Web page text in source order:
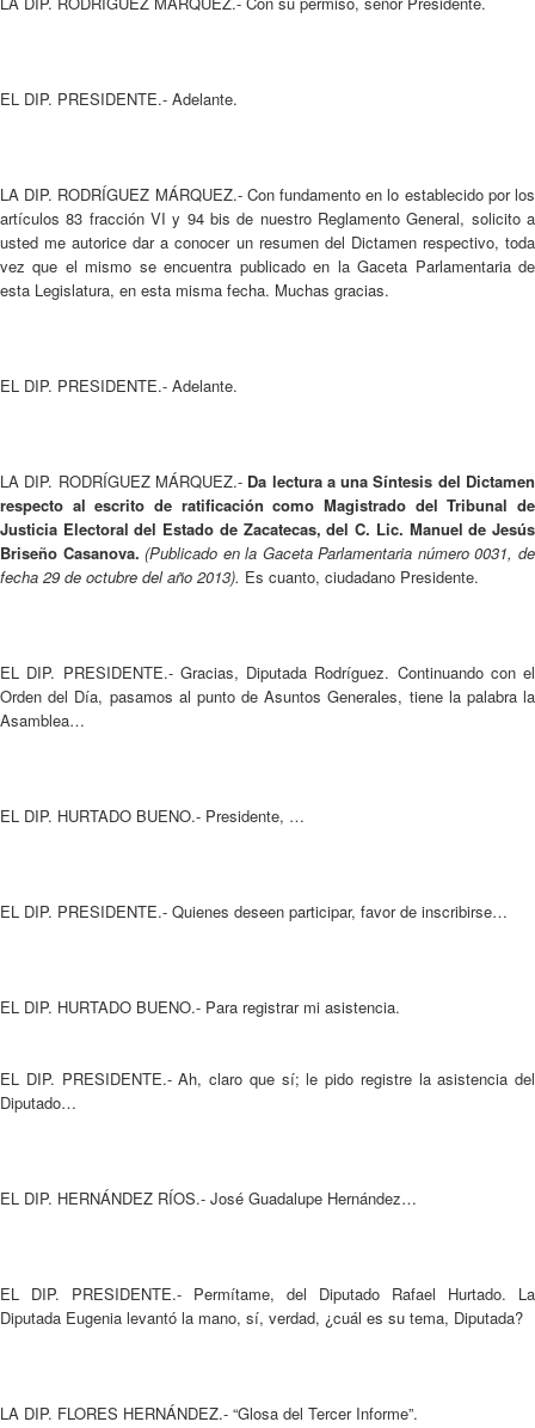
EL DIP. PRESIDENTE.- Adelante.
LA DIP. RODRÍGUEZ MÁRQUEZ.- Con fundamento en lo establecido por los
artículos 83 fracción VI y 94 bis de nuestro Reglamento General, solicito a
usted me autorice dar a conocer un resumen del Dictamen respectivo, toda
vez que el mismo se encuentra publicado en la Gaceta Parlamentaria de
esta Legislatura, en esta misma fecha. Muchas gracias.
EL DIP. PRESIDENTE.- Adelante.
LA DIP. RODRÍGUEZ MÁRQUEZ.- Da lectura a una Síntesis del Dictamen
respecto al escrito de ratificación como Magistrado del Tribunal de
Justicia Electoral del Estado de Zacatecas, del C. Lic. Manuel de Jesús
Briseño Casanova. (Publicado en la Gaceta Parlamentaria número 0031, de
fecha 29 de octubre del año 2013). Es cuanto, ciudadano Presidente.
EL DIP. PRESIDENTE.- Gracias, Diputada Rodríguez. Continuando con el
Orden del Día, pasamos al punto de Asuntos Generales, tiene la palabra la
Asamblea…
EL DIP. HURTADO BUENO.- Presidente, …
EL DIP. PRESIDENTE.- Quienes deseen participar, favor de inscribirse…
EL DIP. HURTADO BUENO.- Para registrar mi asistencia.
EL DIP. PRESIDENTE.- Ah, claro que sí; le pido registre la asistencia del
Diputado…
EL DIP. HERNÁNDEZ RÍOS.- José Guadalupe Hernández…
EL DIP. PRESIDENTE.- Permítame, del Diputado Rafael Hurtado. La
Diputada Eugenia levantó la mano, sí, verdad, ¿cuál es su tema, Diputada?
LA DIP. FLORES HERNÁNDEZ.- “Glosa del Tercer Informe”.